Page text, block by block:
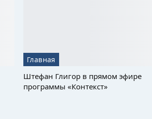
Главная
Штефан Глигор в прямом эфире
программы «Контекст»